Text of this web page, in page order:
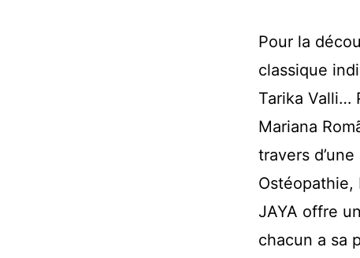
Pour la
classique
Tarika Valli…
Mariana
travers
Ostéopathie,
JAYA offre
chacun a sa